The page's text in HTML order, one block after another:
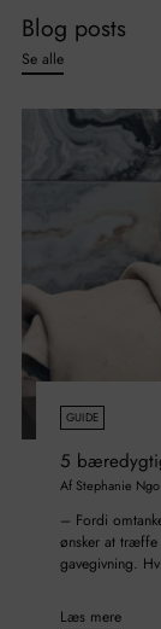
Blog posts
Se alle
GUIDE
5
Af Stephanie Ngo
– Fordi
ønsker at
gavegivning.
Læs mere